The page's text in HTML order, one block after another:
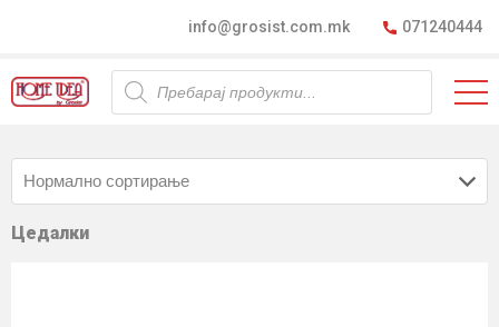
info@grosist.com.mk 071240444
Products
search
Цедалки